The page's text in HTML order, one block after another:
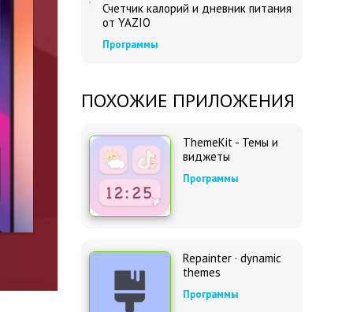
Счетчик калорий и дневник питания
от YAZIO
Программы
ПОХОЖИЕ ПРИЛОЖЕНИЯ
ThemeKit - Темы и
виджеты
Программы
Repainter · dynamic
themes
Программы